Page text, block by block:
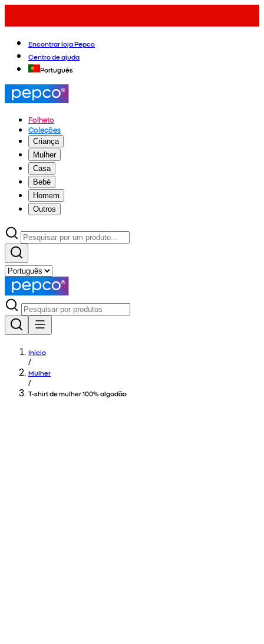
Encontrar loja Pepco
Centro de ajuda
Português
Folheto
Coleções
Criança
Mulher
Casa
Bebé
Homem
Outros
Início
/
Mulher
/
T-shirt de mulher 100% algodão